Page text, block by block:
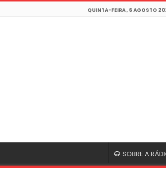
QUINTA-FEIRA , 6 AGOSTO
SOBRE A